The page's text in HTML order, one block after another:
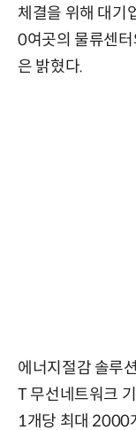
체결을 위해 대기
0여곳의 물류센
은 밝혔다.
에너지절감 솔루
T 무선네트워크
1개당 최대 2000